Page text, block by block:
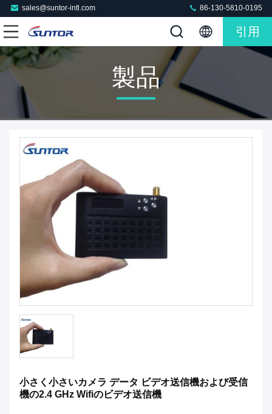
sales@suntor-intl.com 86-130-5810-0195
引用
製品
小さく小さいカメラ データ ビデオ送信機および受信
機の2.4 GHz Wifiのビデオ送信機